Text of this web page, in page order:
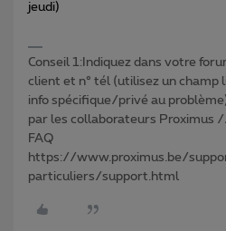
jeudi)
Conseil 1:Indiquez dans votre
client et n° tél (utilisez un champ
info spécifique/privé au
par les collaborateurs Proximus
FAQ
https://www.proximus.be/
particuliers/support.html